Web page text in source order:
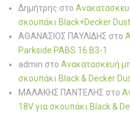
Δημήτρης στο
σκουπάκι Black+Decker
ΑΘΑΝΑΣΙΟΣ ΠΑΥΛΙΔΗΣ στο
Parkside PABS 16 B3-1
admin στο Ανακατασκευή
σκουπάκι Black & Decker
ΜΑΛΑΚΗΣ ΠΑΝΤΕΛΗΣ στο
18V για σκουπάκι Black &